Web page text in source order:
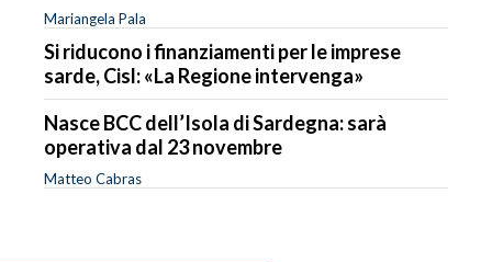
Mariangela Pala
Si riducono i finanziamenti per le imprese
sarde, Cisl: «La Regione intervenga»
Nasce BCC dell’Isola di Sardegna: sarà
operativa dal 23 novembre
Matteo Cabras